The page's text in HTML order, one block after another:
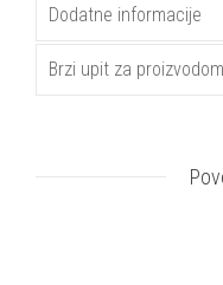
Dodatne informacije
Brzi upit za proizvodom